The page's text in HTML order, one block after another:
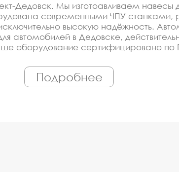
Дедовск. Мы изготоавливаем навесы
современными ЧПУ станками,
высокую надёжность.
автомобилей в Дедовске,
оборудование сертифицировано по
на навесы
Подробнее